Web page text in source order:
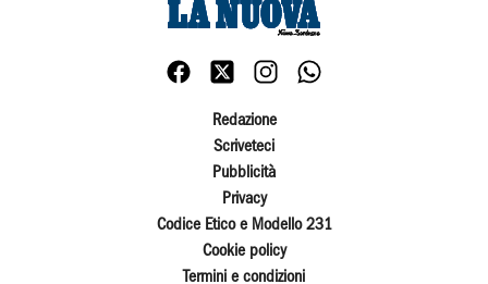
Redazione
Scriveteci
Pubblicità
Privacy
Codice Etico e Modello 231
Cookie policy
Termini e condizioni